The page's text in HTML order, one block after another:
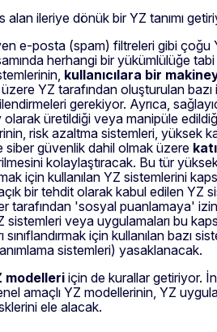
alan ileriye dönük bir YZ tanımı
e-posta (spam) filtreleri gibi çoğu
herhangi bir yükümlülüğe tabi
kullanıcılara bir
YZ tarafından oluşturulan
gerekiyor. Ayrıca,
üretildiği veya manipüle
risk azaltma sistemleri, yüksek
güvenlik dahil olmak üzere
kolaylaştıracak. Bu tür
için kullanılan YZ sistemlerini
bir tehdit olarak kabul edilen YZ
'sosyal puanlamaya'
veya uygulamaları bu
için kullanılan
sistemleri) yasaklanacak.
modelleri için de kurallar getiriyor.
amaçlı YZ modellerinin, YZ
ele alacak.